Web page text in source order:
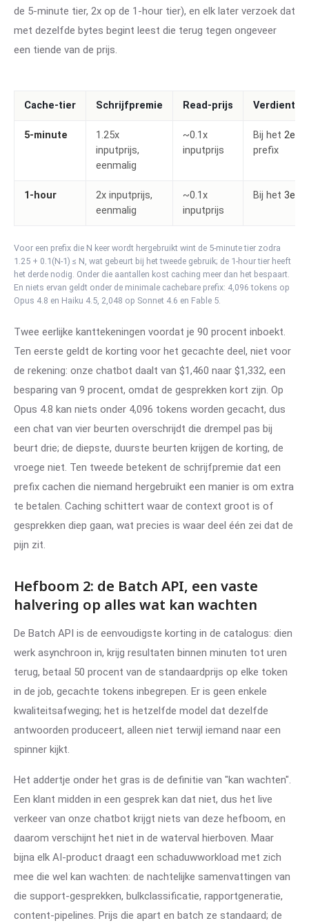
de 5-minute tier, 2x op de 1-hour tier), en elk later verzoek dat
met dezelfde bytes begint leest die terug tegen ongeveer
een tiende van de prijs.
Cache-tier Schrijfpremie Read-prijs Verdient
5-minute
1.25x
inputprijs,
eenmalig
~0.1x
inputprijs
Bij het 2e
prefix
1-hour
2x inputprijs,
eenmalig
~0.1x
inputprijs
Bij het 3e
Voor een prefix die N keer wordt hergebruikt wint de 5-minute tier zodra
1.25 + 0.1(N-1) ≤ N, wat gebeurt bij het tweede gebruik; de 1-hour tier heeft
het derde nodig. Onder die aantallen kost caching meer dan het bespaart.
En niets ervan geldt onder de minimale cachebare prefix: 4,096 tokens op
Opus 4.8 en Haiku 4.5, 2,048 op Sonnet 4.6 en Fable 5.
Twee eerlijke kanttekeningen voordat je 90 procent inboekt.
Ten eerste geldt de korting voor het gecachte deel, niet voor
de rekening: onze chatbot daalt van $1,460 naar $1,332, een
besparing van 9 procent, omdat de gesprekken kort zijn. Op
Opus 4.8 kan niets onder 4,096 tokens worden gecacht, dus
een chat van vier beurten overschrijdt die drempel pas bij
beurt drie; de diepste, duurste beurten krijgen de korting, de
vroege niet. Ten tweede betekent de schrijfpremie dat een
prefix cachen die niemand hergebruikt een manier is om extra
te betalen. Caching schittert waar de context groot is of
gesprekken diep gaan, wat precies is waar deel één zei dat de
pijn zit.
Hefboom 2: de Batch API, een vaste
halvering op alles wat kan wachten
De Batch API is de eenvoudigste korting in de catalogus: dien
werk asynchroon in, krijg resultaten binnen minuten tot uren
terug, betaal 50 procent van de standaardprijs op elke token
in de job, gecachte tokens inbegrepen. Er is geen enkele
kwaliteitsafweging; het is hetzelfde model dat dezelfde
antwoorden produceert, alleen niet terwijl iemand naar een
spinner kijkt.
Het addertje onder het gras is de definitie van "kan wachten".
Een klant midden in een gesprek kan dat niet, dus het live
verkeer van onze chatbot krijgt niets van deze hefboom, en
daarom verschijnt het niet in de waterval hierboven. Maar
bijna elk AI-product draagt een schaduwworkload met zich
mee die wel kan wachten: de nachtelijke samenvattingen van
die support-gesprekken, bulkclassificatie, rapportgeneratie,
content-pipelines. Prijs die apart en batch ze standaard; de